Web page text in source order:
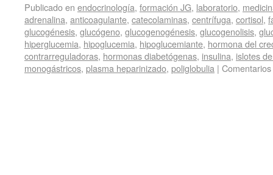
Publicado en endocrinología, formación JG, laboratorio,
adrenalina, anticoagulante, catecolaminas, centrífuga, cortisol,
glucogénesis, glucógeno, glucogenogénesis, glucogenolisis,
hiperglucemia, hipoglucemia, hipoglucemiante, hormona del
contrarreguladoras, hormonas diabetógenas, insulina, islotes
monogástricos, plasma heparinizado, poliglobulia |